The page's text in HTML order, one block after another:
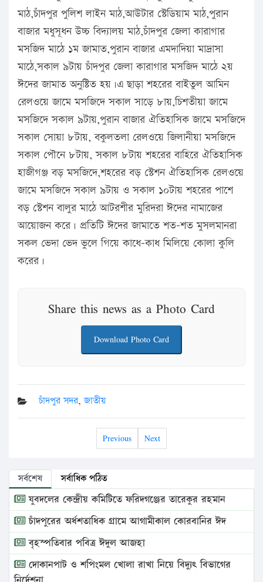
মাঠ,চাঁদপুর পুলিশ লাইন মাঠ,আউটার স্টেডিয়াম মাঠ,পুরান
বাজার মধুসূধন উচ্চ বিদ্যালয় মাঠ,চাঁদপুর জেলা কারাগার
মসজিদ মাঠে ১ম জামাত,পুরান বাজার এমদাদিয়া মাদ্রাসা
মাঠে,সকাল ৯টায় চাঁদপুর জেলা কারাগার মসজিদ মাঠে ২য়
ঈদের জামাত অনুষ্টিত হয়।এ ছাড়া শহরের বাইতুল আমিন
রেলওয়ে জামে মসজিদে সকাল সাড়ে ৮ায়,চিশতীয়া জামে
মসজিদে সকাল ৯টায়,পুরান বাজার ঐতিহাসিক জামে মসজিদে
সকাল সোয়া ৮টায়, বকুলতলা রেলওয়ে জিলানীয়া মসজিদে
সকাল পৌনে ৮টায়, সকাল ৮টায় শহরের বাহিরে ঐতিহাসিক
হাজীগঞ্জ বড় মসজিদে,শহরের বড় স্টেশন ঐতিহাসিক রেলওয়ে
জামে মসজিদে সকাল ৯টায় ও সকাল ১০টায় শহরের পাশে
বড় স্টেশন বালুর মাঠে আটরশীর মুরিদরা ঈদের নামাজের
আয়োজন করে। প্রতিটি ঈদের জামাতে শত-শত মুসলমানরা
সকল ভেদা ভেদ ভুলে গিয়ে কাধে-কাধ মিলিয়ে কোলা কুলি
করের।
Share this news as a Photo Card
Download Photo Card
চাঁদপুর সদর,জাতীয়
Previous Next
সর্বশেষ সর্বাধিক পঠিত
যুবদলের কেন্দ্রীয় কমিটিতে ফরিদগঞ্জের তারেকুর রহমান
চাঁদপুরের অর্ধশতাধিক গ্রামে আগামীকাল কোরবানির ঈদ
বৃহস্পতিবার পবিত্র ঈদুল আজহা
দোকানপাট ও শপিংমল খোলা রাখা নিয়ে বিদ্যুৎ বিভাগের